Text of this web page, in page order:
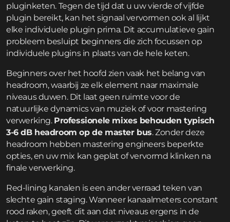
pluginketen. Tegen de tijd dat u uw vierde of vijfde
plugin bereikt, kan het signaal vervormen ook al lijkt
elke individuele plugin prima. Dit accumulatieve gain
probleem besluipt beginners die zich focussen op
individuele plugins in plaats van de hele keten.
Beginners over het hoofd zien vaak het belang van
headroom, waarbij ze elk element naar maximale
niveaus duwen. Dit laat geen ruimte voor de
natuurlijke dynamics van muziek of voor mastering
verwerking. Professionele mixes behouden typisch
3-6 dB headroom op de master bus. Zonder deze
headroom hebben mastering engineers beperkte
opties, en uw mix kan geplat of vervormd klinken na
finale verwerking.
Red-lining kanalen is een ander verraad teken van
slechte gain staging. Wanneer kanaalmeters constant
rood raken, geeft dit aan dat niveaus ergens in de